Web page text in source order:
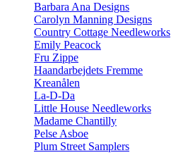
Barbara Ana Designs
Carolyn Manning Designs
Country Cottage Needleworks
Emily Peacock
Fru Zippe
Haandarbejdets Fremme
Kreanålen
La-D-Da
Little House Needleworks
Madame Chantilly
Pelse Asboe
Plum Street Samplers